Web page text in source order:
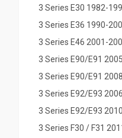
3 Series E30 1982-
3 Series E36 1990-
3 Series E46 2001-
3 Series E90/E91
3 Series E90/E91
3 Series E92/E93
3 Series E92/E93
3 Series F30 / F31